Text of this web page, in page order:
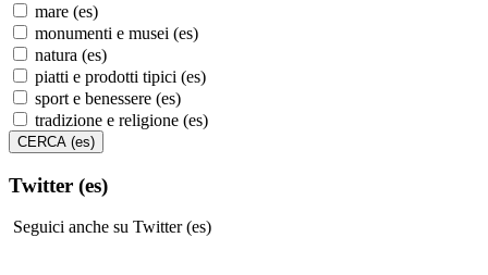
mare (es)
monumenti e musei (es)
natura (es)
piatti e prodotti tipici (es)
sport e benessere (es)
tradizione e religione (es)
Twitter (es)
Seguici anche su Twitter (es)